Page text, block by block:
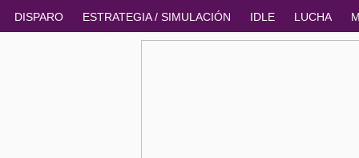
DISPARO ESTRATEGIA / SIMULACIÓN IDLE LUCHA